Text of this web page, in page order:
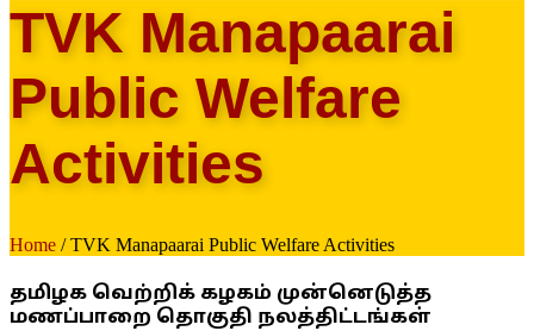
TVK Manapaarai
Public Welfare
Activities
Home / TVK Manapaarai Public Welfare Activities
தமிழக வெற்றிக் கழகம் முன்னெடுத்த
மணப்பாறை தொகுதி நலத்திட்டங்கள்